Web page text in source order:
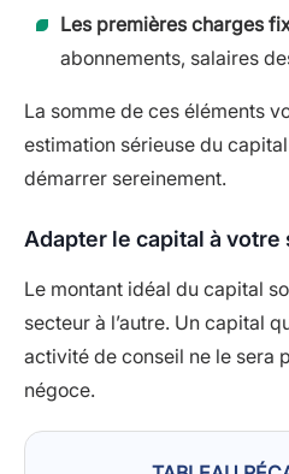
Les premières charges
abonnements, salaires
La somme de ces éléments
estimation sérieuse du
démarrer sereinement.
Adapter le capital à votre
Le montant idéal du capital
secteur à l’autre. Un capital
activité de conseil ne le sera
négoce.